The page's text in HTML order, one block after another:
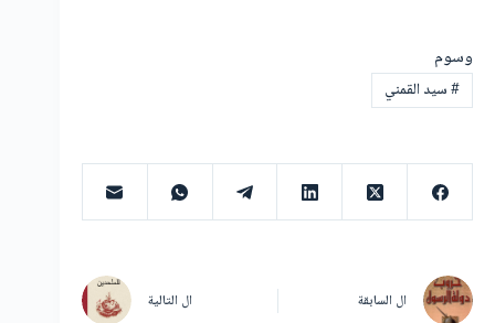
وسوم
#سيد القمني
ال السابقة ال التالية